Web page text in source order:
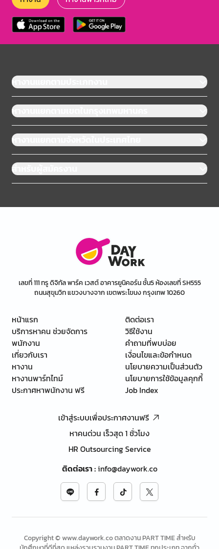
หางานแยกตามประเภทงาน
หางานแยกตามเขตในกรุงเทพมหานคร
หางานแยกตามจังหวัดในประเทศไทย
สำหรับผู้สมัครงาน
เลขที่ 111 ทรู ดิจิทัล พาร์ค เวสต์ อาคารยูนิคอร์น ชั้น5 ห้องเลขที่ SH555
ถนนสุขุมวิท แขวงบางจาก เขตพระโขนง กรุงเทพ 10260
หน้าแรก
บริการหาคน ช่วยจัดการ
พนักงาน
เกี่ยวกับเรา
หางาน
หางานพาร์ทไทม์
ประกาศหาพนักงาน ฟรี
ติดต่อเรา
วิธีใช้งาน
คำถามที่พบบ่อย
เงื่อนไขและข้อกำหนด
นโยบายความเป็นส่วนตัว
นโยบายการใช้ข้อมูลคุกกี้
Job Index
เข้าสู่ระบบเพื่อประกาศงานฟรี
หาคนด่วน เร็วสุด 1 ชั่วโมง
HR Outsourcing Service
ติดต่อเรา:info@daywork.co
Copyright © www.daywork.co ตลาดงาน PART TIME สำหรับ